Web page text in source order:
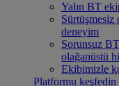
Yalın BT
Sürtüşmesiz
deneyim
Sorunsuz
olağanüstü
Ekibimizle
Platformu keşfedin